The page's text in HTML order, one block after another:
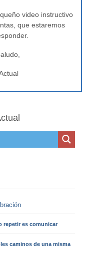
video instructivo
que estaremos
repetir es comunicar
caminos de una misma